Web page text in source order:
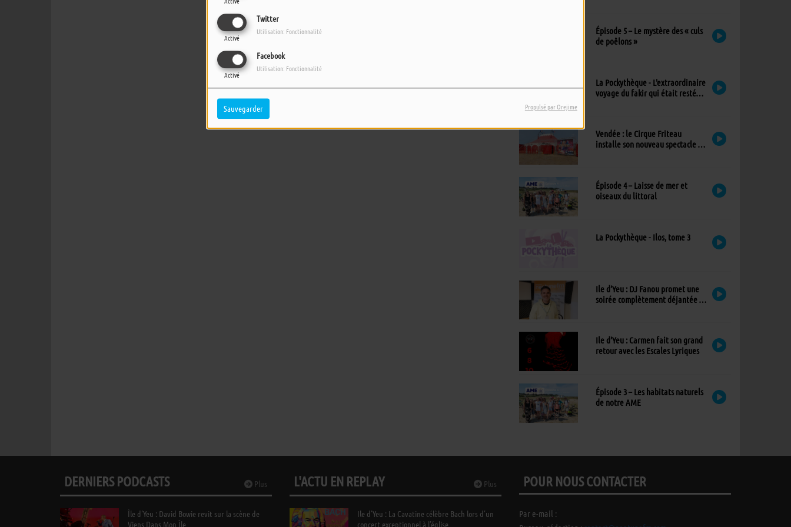
Twitter
Activé
Utilisation: Fonctionnalité
Facebook
Activé
Utilisation: Fonctionnalité
Sauvegarder Propulsé par Orejime
Épisode 5 – Le mystère des « culs
de poêlons »
La Pockythèque - L'extraordinaire
voyage du fakir qui était resté
Vendée : le Cirque Friteau
installe son nouveau spectacle à
Épisode 4 – Laisse de mer et
oiseaux du littoral
La Pockythèque - Ilos, tome 3
Ile d’Yeu : DJ Fanou promet une
soirée complètement déjantée à
Ile d’Yeu : Carmen fait son grand
retour avec les Escales Lyriques
Épisode 3 – Les habitats naturels
de notre AME
Plus
DERNIERS PODCASTS
Île d’Yeu : David Bowie revit sur la scène de
Viens Dans Mon Île
Plus
L'ACTU EN REPLAY
Ile d’Yeu : La Cavatine célèbre Bach lors d’un
concert exceptionnel à l’église
POUR NOUS CONTACTER
Par e-mail :